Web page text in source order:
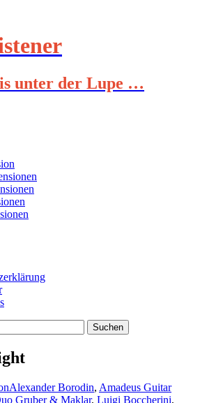
unter der Lupe …
Alexander Borodin, Amadeus Guitar
Gruber & Maklar, Luigi Boccherini,